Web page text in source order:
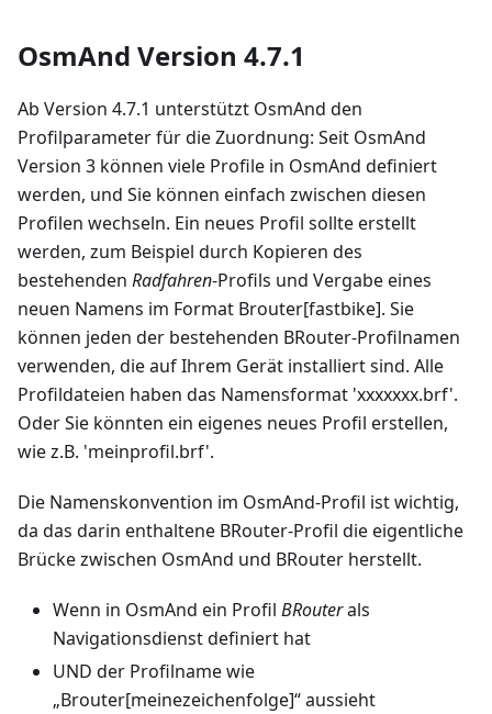
OsmAnd Version 4.7.1
Ab Version 4.7.1 unterstützt OsmAnd den
Profilparameter für die Zuordnung: Seit OsmAnd
Version 3 können viele Profile in OsmAnd definiert
werden, und Sie können einfach zwischen diesen
Profilen wechseln. Ein neues Profil sollte erstellt
werden, zum Beispiel durch Kopieren des
bestehenden Radfahren-Profils und Vergabe eines
neuen Namens im Format Brouter[fastbike]. Sie
können jeden der bestehenden BRouter-Profilnamen
verwenden, die auf Ihrem Gerät installiert sind. Alle
Profildateien haben das Namensformat 'xxxxxxx.brf'.
Oder Sie könnten ein eigenes neues Profil erstellen,
wie z.B. 'meinprofil.brf'.
Die Namenskonvention im OsmAnd-Profil ist wichtig,
da das darin enthaltene BRouter-Profil die eigentliche
Brücke zwischen OsmAnd und BRouter herstellt.
Wenn in OsmAnd ein Profil BRouterals
Navigationsdienst definiert hat
UND der Profilname wie
„Brouter[meinezeichenfolge]“ aussieht